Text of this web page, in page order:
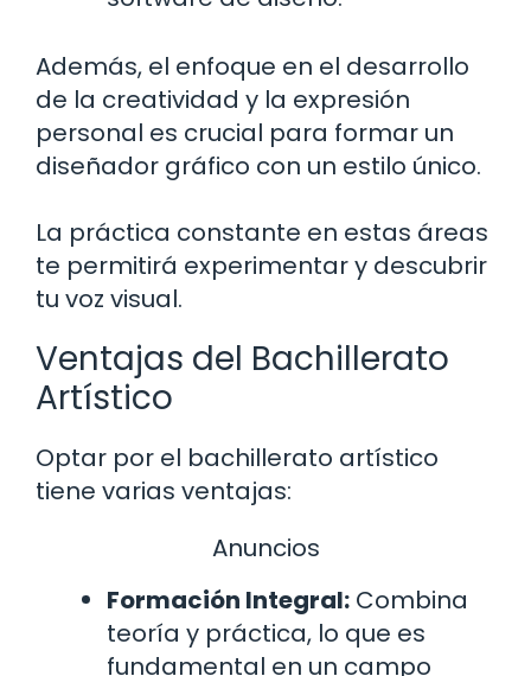
Además, el enfoque en el desarrollo
de la creatividad y la expresión
personal es crucial para formar un
diseñador gráfico con un estilo único.
La práctica constante en estas áreas
te permitirá experimentar y descubrir
tu voz visual.
Ventajas del Bachillerato
Artístico
Optar por el bachillerato artístico
tiene varias ventajas:
Anuncios
Formación Integral: Combina
teoría y práctica, lo que es
fundamental en un campo